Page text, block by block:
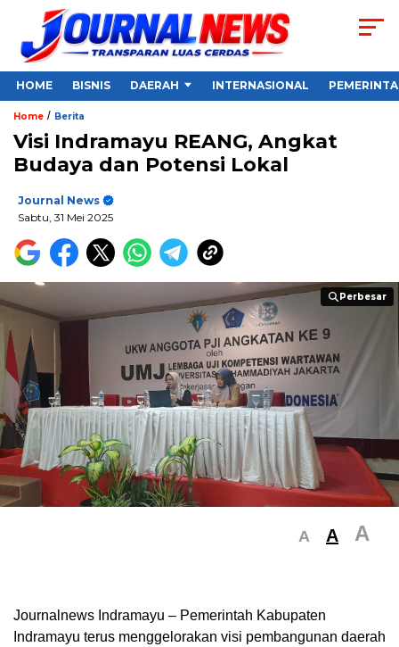
HOME BISNIS DAERAH INTERNASIONAL
Home / Berita
Visi Indramayu REANG, Angkat
Budaya dan Potensi Lokal
Journal News
Sabtu, 31 Mei 2025
Perbesar
Perbesar
A A A
Journalnews Indramayu – Pemerintah Kabupaten
Indramayu terus menggelorakan visi pembangunan daerah